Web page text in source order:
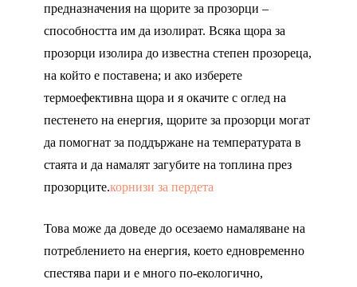
предназначения на щорите за прозорци –
способността им да изолират. Всяка щора за
прозорци изолира до известна степен прозореца,
на който е поставена; и ако изберете
термоефективна щора и я окачите с оглед на
пестенето на енергия, щорите за прозорци могат
да помогнат за поддържане на температурата в
стаята и да намалят загубите на топлина през
прозорците.корнизи за пердета
Това може да доведе до осезаемо намаляване на
потреблението на енергия, което едновременно
спестява пари и е много по-екологично,